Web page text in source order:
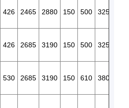
426 2465 2880 150 500 325
426 2685 3190 150 500 325
530 2685 3190 150 610 380